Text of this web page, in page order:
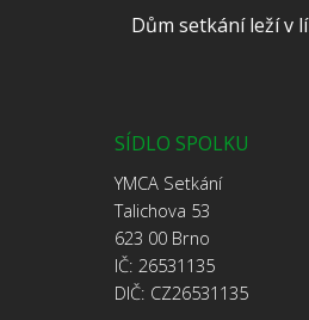
Dům setkání leží v
SÍDLO SPOLKU
YMCA Setkání
Talichova 53
623 00 Brno
IČ: 26531135
DIČ: CZ26531135